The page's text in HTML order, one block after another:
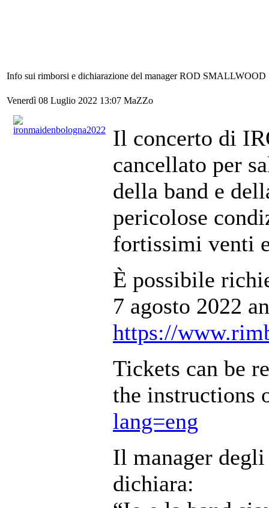
Info sui rimborsi e dichiarazione del manager ROD SMALLWOOD
Venerdì 08 Luglio 2022 13:07 MaZZo
Il concerto di
cancellato per
della band e
pericolose
fortissimi venti
È possibile
7 agosto 2022
https://
Tickets can be
the instructions
lang=eng
Il manager
dichiara: